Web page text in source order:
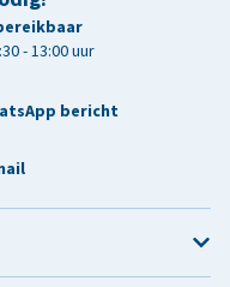
- 13:00 uur
bericht